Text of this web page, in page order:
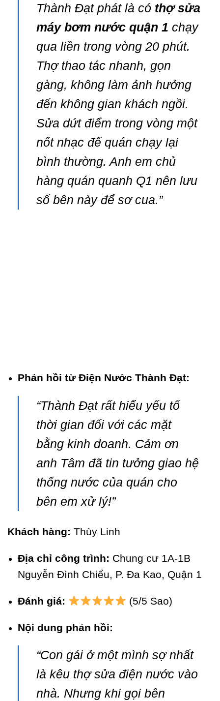
Thành Đạt phát là có thợ sửa
máy bơm nước quận 1 chạy
qua liền trong vòng 20 phút.
Thợ thao tác nhanh, gọn
gàng, không làm ảnh hưởng
đến không gian khách ngồi.
Sửa dứt điểm trong vòng một
nốt nhạc để quán chạy lại
bình thường. Anh em chủ
hàng quán quanh Q1 nên lưu
số bên này để sơ cua.”
Phản hồi từ Điện Nước Thành Đạt:
“Thành Đạt rất hiểu yếu tố
thời gian đối với các mặt
bằng kinh doanh. Cảm ơn
anh Tâm đã tin tưởng giao hệ
thống nước của quán cho
bên em xử lý!”
Khách hàng: Thùy Linh
Địa chỉ công trình: Chung cư 1A-1B
Nguyễn Đình Chiểu, P. Đa Kao, Quận 1
Đánh giá: (5/5 Sao)
Nội dung phản hồi:
“Con gái ở một mình sợ nhất
là kêu thợ sửa điện nước vào
nhà. Nhưng khi gọi bên